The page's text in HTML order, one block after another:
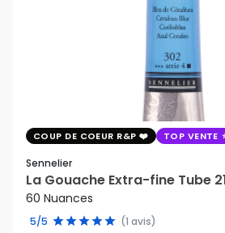
COUP DE COEUR R&P TOP VENTE
Sennelier
La Gouache Extra-fine Tube
60 Nuances
5/5 (1 avis)